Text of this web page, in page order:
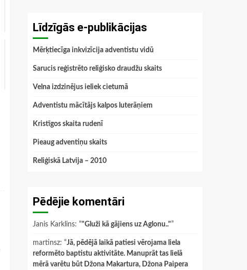
Līdzīgās e-publikācijas
Mērķtiecīga inkvizīcija adventistu vidū
Sarucis reģistrēto reliģisko draudžu skaits
Velna izdzinējus ieliek cietumā
Adventistu mācītājs kalpos luterāņiem
Kristīgos skaita rudenī
Pieaug adventiņu skaits
Reliģiskā Latvija – 2010
Pēdējie komentāri
Janis Karklins: “"Gluži kā gājiens uz Aglonu.."”
martinsz: “Jā, pēdējā laikā patiesi vērojama liela
reformēto baptistu aktivitāte. Manuprāt tas lielā
mērā varētu būt Džona Makartura, Džona Paipera